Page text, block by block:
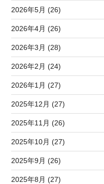
2026年5月 (26)
2026年4月 (26)
2026年3月 (28)
2026年2月 (24)
2026年1月 (27)
2025年12月 (27)
2025年11月 (26)
2025年10月 (27)
2025年9月 (26)
2025年8月 (27)